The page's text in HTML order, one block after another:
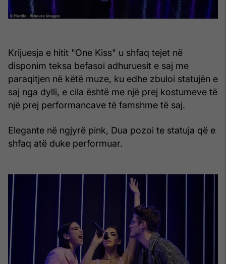
Krijuesja e hitit "One Kiss" u shfaq tejet në
disponim teksa befasoi adhuruesit e saj me
paraqitjen në këtë muze, ku edhe zbuloi statujën e
saj nga dylli, e cila është me një prej kostumeve të
një prej performancave të famshme të saj.
Elegante në ngjyrë pink, Dua pozoi te statuja që e
shfaq atë duke performuar.